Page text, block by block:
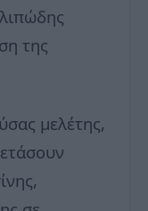
της
μελέτης,